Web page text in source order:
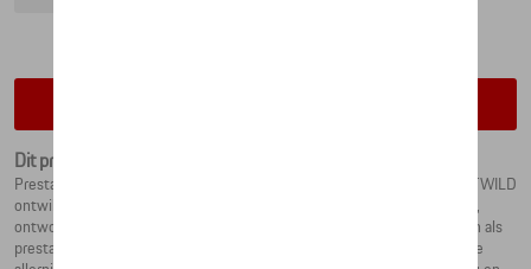
Dit product is momenteel niet op stock
Prestaties op twee wielen: de door Porsche in samenwerking met ROTWILD
ontwikkelde eBike Cross 2023 met een volledig geveerd carbon frame,
ontworpen door Studio F. A. Porsche, is indrukwekkend in zowel design als
prestaties. Sportieve, elegante looks ontmoeten sterke rijprestaties: de